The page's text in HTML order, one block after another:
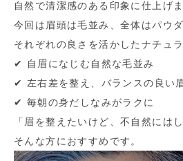
自然で清潔感のある印象に仕上げま
今回は眉頭は毛並み、全体はパウ
それぞれの良さを活かしたナチュ
✔︎ 自眉になじむ自然な毛並み
✔︎ 左右差を整え、バランスの良い
✔︎ 毎朝の身だしなみがラクに
「眉を整えたいけど、不自然には
そんな方におすすめです。